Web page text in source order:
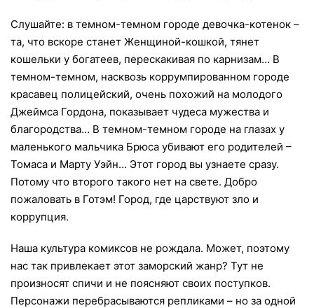
Слушайте: в темном-темном городе девочка-котенок –
та, что вскоре станет Женщиной-кошкой, тянет
кошельки у богатеев, перескакивая по карнизам… В
темном-темном, насквозь коррумпированном городе
красавец полицейский, очень похожий на молодого
Джеймса Гордона, показывает чудеса мужества и
благородства… В темном-темном городе на глазах у
маленького мальчика Брюса убивают его родителей –
Томаса и Марту Уэйн… Этот город вы узнаете сразу.
Потому что второго такого нет на свете. Добро
пожаловать в Готэм! Город, где царствуют зло и
коррупция.
Наша культура комиксов не рождала. Может, поэтому
нас так привлекает этот заморский жанр? Тут не
произносят спичи и не поясняют своих поступков.
Персонажи перебрасываются репликами – но за одной